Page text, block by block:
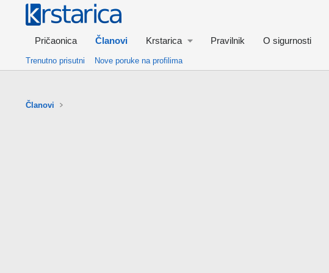
Pričaonica Članovi Krstarica Pravilnik O sigurnosti
Trenutno prisutni Nove poruke na profilima
Članovi